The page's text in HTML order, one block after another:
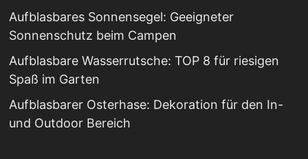
Aufblasbares Sonnensegel: Geeigneter
Sonnenschutz beim Campen
Aufblasbare Wasserrutsche: TOP 8 für riesigen
Spaß im Garten
Aufblasbarer Osterhase: Dekoration für den In-
und Outdoor Bereich